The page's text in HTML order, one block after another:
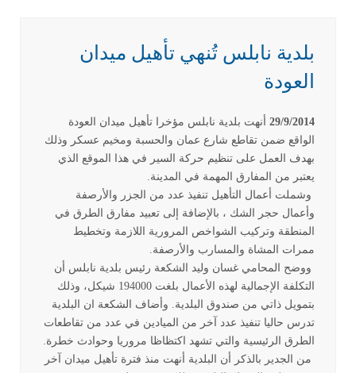
بلدية نابلس تُنهي تأهيل ميدان
العودة
29/9/2014 أنهت بلدية نابلس مؤخرا تأهيل ميدان العودة
الواقع ضمن تقاطع شارع عمان والحسبة ومخيم عسكر وذلك
بهدف العمل على تنظيم حركة السير في هذا الموقع الذي
يعتبر من المفارق المهمة في المدينة.
وشملت أعمال التأهيل تنفيذ عدد من الجزر والأرصفة
وأعمال حجر الشك ، بالإضافة إلى تعبيد مفارق الطرق في
المنطقة وتركيب الشواخص المرورية اللازمة وتخطيط
ممرات المشاة والمسارب والأرصفة.
ووضح المحامي غسان وليد الشكعة رئيس بلدية نابلس أن
التكلفة الإجمالية لهذه الأعمال بلغت 194000 شيكل، وذلك
بتمويل ذاتي من صندوق البلدية. وأضاف الشكعة ان البلدية
تدرس حاليا تنفيذ عدد آخر من الميادين في عدد من تقاطعات
الطرق الرئيسية والتي تشهد اكتظاظا مروريا وحوادث خطرة.
من الجدير بالذكر أن البلدية أنهت منذ فترة تأهيل ميدان آخر